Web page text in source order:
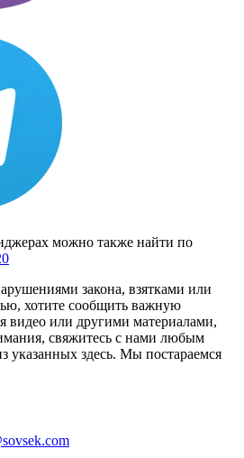
можно также найти по
закона, взятками или
хотите сообщить важную
видео или другими материалами,
свяжитесь с нами любым
указанных здесь. Мы постараемся